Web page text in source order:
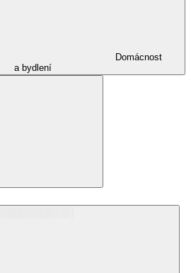
Domácnost
a bydlení